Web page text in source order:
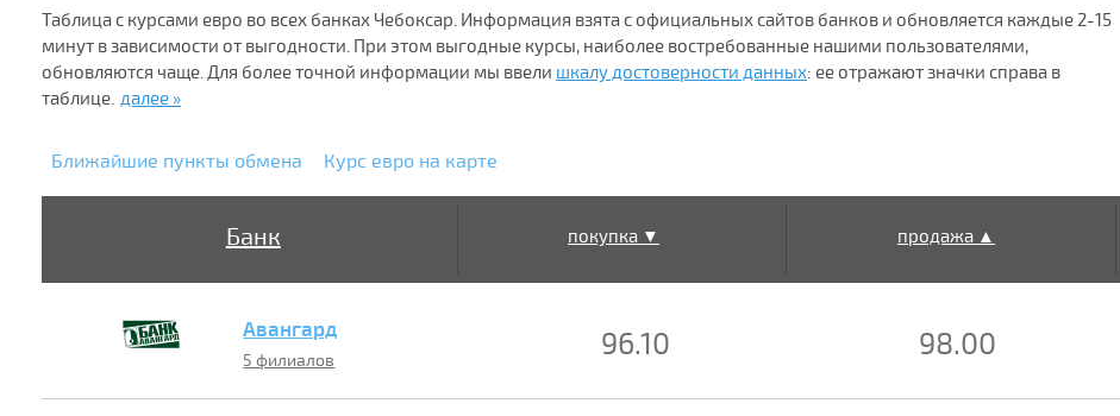
Таблица с курсами евро во всех банках Чебоксар. Информация взята с официальных сайтов банков и обновляется каждые 2-15
минут в зависимости от выгодности. При этом выгодные курсы, наиболее востребованные нашими пользователями,
обновляются чаще. Для более точной информации мы ввели шкалу достоверности данных: ее отражают значки справа в
таблице. далее »
Ближайшие пункты обмена Курс евро на карте
Банк покупка ▼ продажа ▲
Авангард
5 филиалов 96.10 98.00